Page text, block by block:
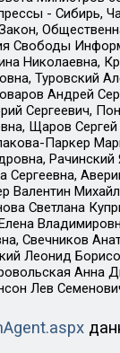
- Сибирь,
Свободы
Николаевна,
Туровский
Андрей
Сергеевич,
Щаров
Паркер
Сергеевна,
Светлана
Свечников
Леонид
Анна
Лев